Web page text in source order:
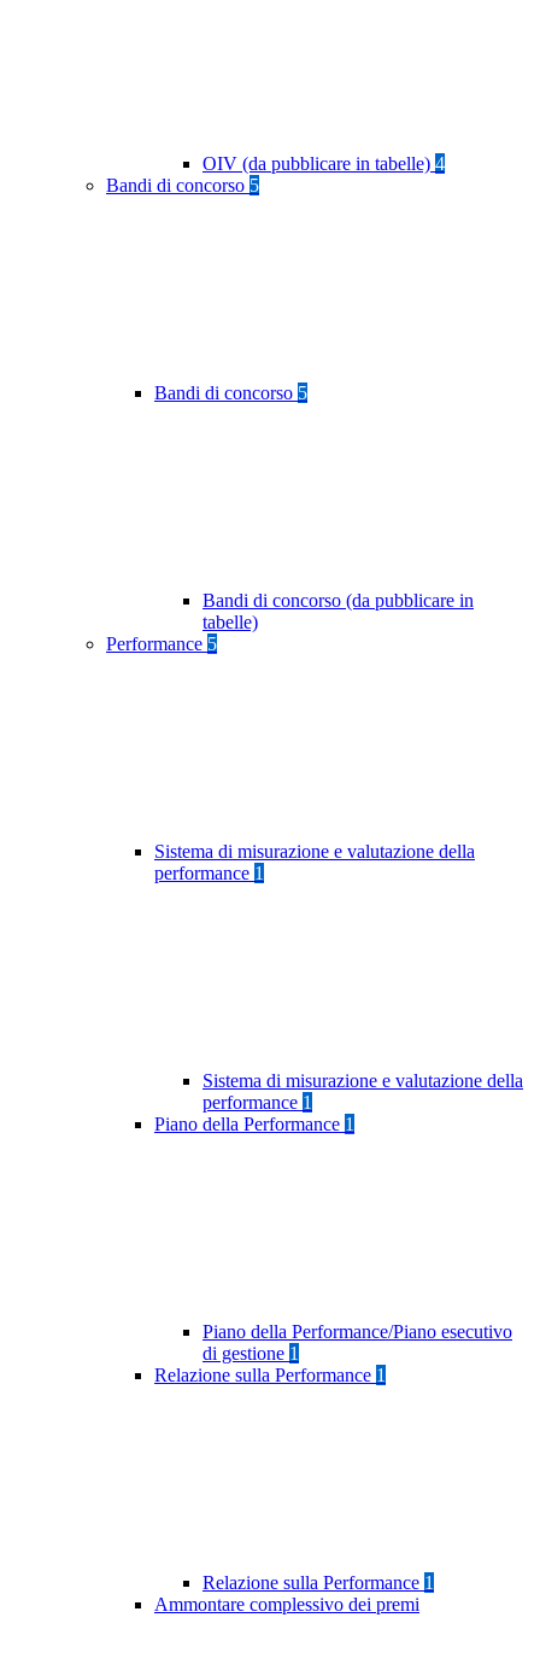
OIV (da pubblicare in tabelle) 4
Bandi di concorso 5
Bandi di concorso 5
Bandi di concorso (da pubblicare in
tabelle)
Performance 5
Sistema di misurazione e valutazione della
performance 1
Sistema di misurazione e valutazione della
performance 1
Piano della Performance 1
Piano della Performance/Piano esecutivo
di gestione 1
Relazione sulla Performance 1
Relazione sulla Performance 1
Ammontare complessivo dei premi